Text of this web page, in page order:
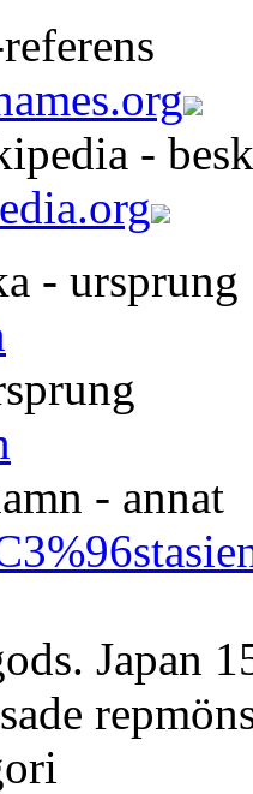
-
- ursprung
- annat
Japan